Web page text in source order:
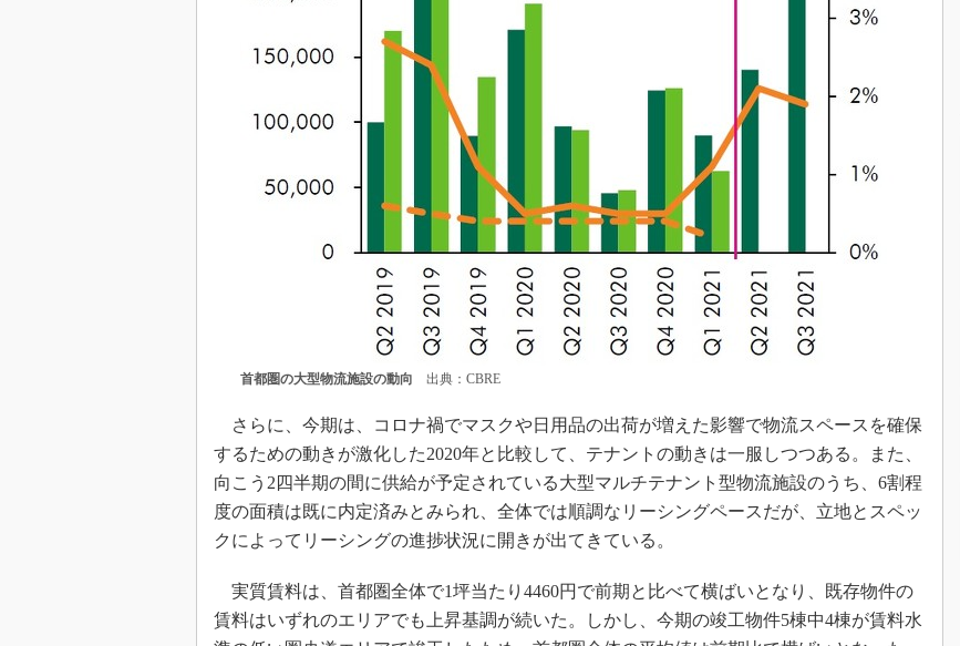
首都圏の大型物流施設の動向 出典：CBRE
さらに、今期は、コロナ禍でマスクや日用品の出荷が増えた影響で物流スペースを確保
するための動きが激化した2020年と比較して、テナントの動きは一服しつつある。また、
向こう2四半期の間に供給が予定されている大型マルチテナント型物流施設のうち、6割程
度の面積は既に内定済みとみられ、全体では順調なリーシングペースだが、立地とスペッ
クによってリーシングの進捗状況に開きが出てきている。
実質賃料は、首都圏全体で1坪当たり4460円で前期と比べて横ばいとなり、既存物件の
賃料はいずれのエリアでも上昇基調が続いた。しかし、今期の竣工物件5棟中4棟が賃料水